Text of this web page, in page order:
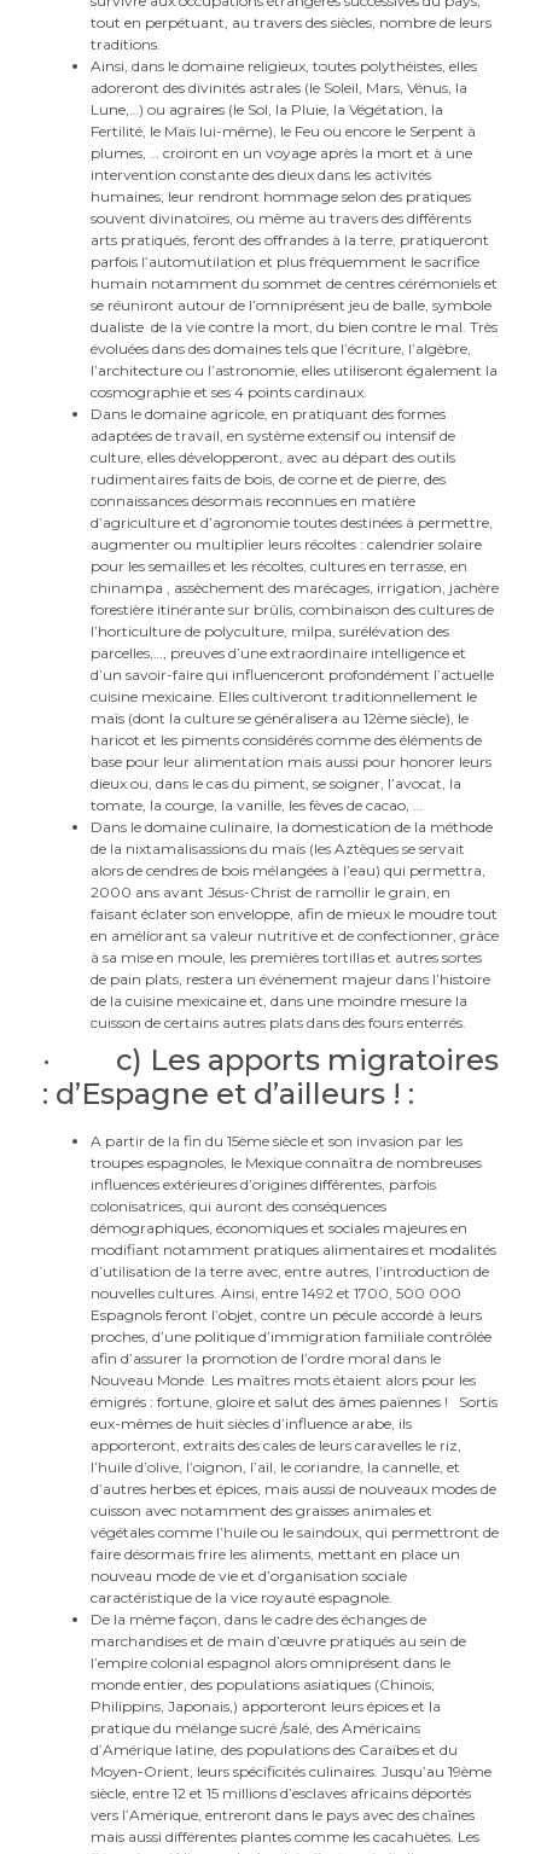
tout en perpétuant, au travers des siècles, nombre de leurs
traditions.
Ainsi, dans le domaine religieux, toutes polythéistes, elles
adoreront des divinités astrales (le Soleil, Mars, Vénus, la
Lune,…) ou agraires (le Sol, la Pluie, la Végétation, la
Fertilité, le Maïs lui-même), le Feu ou encore le Serpent à
plumes, … croiront en un voyage après la mort et à une
intervention constante des dieux dans les activités
humaines, leur rendront hommage selon des pratiques
souvent divinatoires, ou même au travers des différents
arts pratiqués, feront des offrandes à la terre, pratiqueront
parfois l’automutilation et plus fréquemment le sacrifice
humain notamment du sommet de centres cérémoniels et
se réuniront autour de l’omniprésent jeu de balle, symbole
dualiste de la vie contre la mort, du bien contre le mal. Très
évoluées dans des domaines tels que l’écriture, l’algèbre,
l’architecture ou l’astronomie, elles utiliseront également la
cosmographie et ses 4 points cardinaux.
Dans le domaine agricole, en pratiquant des formes
adaptées de travail, en système extensif ou intensif de
culture, elles développeront, avec au départ des outils
rudimentaires faits de bois, de corne et de pierre, des
connaissances désormais reconnues en matière
d’agriculture et d’agronomie toutes destinées à permettre,
augmenter ou multiplier leurs récoltes : calendrier solaire
pour les semailles et les récoltes, cultures en terrasse, en
chinampa , assèchement des marécages, irrigation, jachère
forestière itinérante sur brûlis, combinaison des cultures de
l’horticulture de polyculture, milpa, surélévation des
parcelles,…, preuves d’une extraordinaire intelligence et
d’un savoir-faire qui influenceront profondément l’actuelle
cuisine mexicaine. Elles cultiveront traditionnellement le
maïs (dont la culture se généralisera au 12ème siècle), le
haricot et les piments considérés comme des éléments de
base pour leur alimentation mais aussi pour honorer leurs
dieux ou, dans le cas du piment, se soigner, l’avocat, la
tomate, la courge, la vanille, les fèves de cacao, …
Dans le domaine culinaire, la domestication de la méthode
de la nixtamalisassions du maïs (les Aztèques se servait
alors de cendres de bois mélangées à l’eau) qui permettra,
2000 ans avant Jésus-Christ de ramollir le grain, en
faisant éclater son enveloppe, afin de mieux le moudre tout
en améliorant sa valeur nutritive et de confectionner, grâce
à sa mise en moule, les premières tortillas et autres sortes
de pain plats, restera un événement majeur dans l’histoire
de la cuisine mexicaine et, dans une moindre mesure la
cuisson de certains autres plats dans des fours enterrés.
· c) Les apports migratoires
: d’Espagne et d’ailleurs ! :
A partir de la fin du 15ème siècle et son invasion par les
troupes espagnoles, le Mexique connaîtra de nombreuses
influences extérieures d’origines différentes, parfois
colonisatrices, qui auront des conséquences
démographiques, économiques et sociales majeures en
modifiant notamment pratiques alimentaires et modalités
d’utilisation de la terre avec, entre autres, l’introduction de
nouvelles cultures. Ainsi, entre 1492 et 1700, 500 000
Espagnols feront l’objet, contre un pécule accordé à leurs
proches, d’une politique d’immigration familiale contrôlée
afin d’assurer la promotion de l’ordre moral dans le
Nouveau Monde. Les maîtres mots étaient alors pour les
émigrés : fortune, gloire et salut des âmes païennes ! Sortis
eux-mêmes de huit siècles d’influence arabe, ils
apporteront, extraits des cales de leurs caravelles le riz,
l’huile d’olive, l’oignon, l’ail, le coriandre, la cannelle, et
d’autres herbes et épices, mais aussi de nouveaux modes de
cuisson avec notamment des graisses animales et
végétales comme l’huile ou le saindoux, qui permettront de
faire désormais frire les aliments, mettant en place un
nouveau mode de vie et d’organisation sociale
caractéristique de la vice royauté espagnole.
De la même façon, dans le cadre des échanges de
marchandises et de main d’œuvre pratiqués au sein de
l’empire colonial espagnol alors omniprésent dans le
monde entier, des populations asiatiques (Chinois,
Philippins, Japonais,) apporteront leurs épices et la
pratique du mélange sucré /salé, des Américains
d’Amérique latine, des populations des Caraïbes et du
Moyen-Orient, leurs spécificités culinaires. Jusqu’au 19ème
siècle, entre 12 et 15 millions d’esclaves africains déportés
vers l’Amérique, entreront dans le pays avec des chaînes
mais aussi différentes plantes comme les cacahuètes. Les